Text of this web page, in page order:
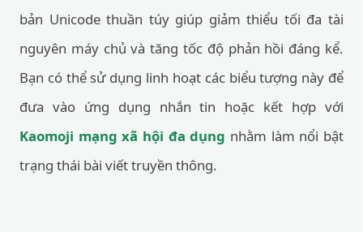
bản Unicode thuần túy giúp giảm thiểu tối đa tài
nguyên máy chủ và tăng tốc độ phản hồi đáng kể.
Bạn có thể sử dụng linh hoạt các biểu tượng này để
đưa vào ứng dụng nhắn tin hoặc kết hợp với
Kaomoji mạng xã hội đa dụng nhằm làm nổi bật
trạng thái bài viết truyền thông.